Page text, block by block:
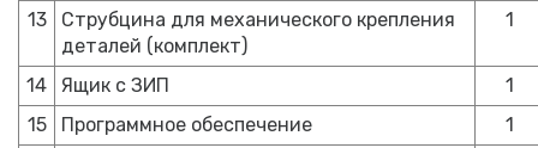
13
Струбцина для механического крепления
деталей (комплект)
1
14 Ящик с ЗИП
1
15
Программное обеспечение
1